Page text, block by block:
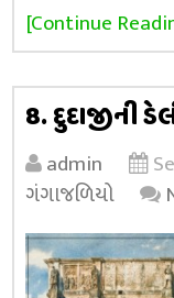
[Continue
8. દુદાજીની
admin
ગંગાજળિયો